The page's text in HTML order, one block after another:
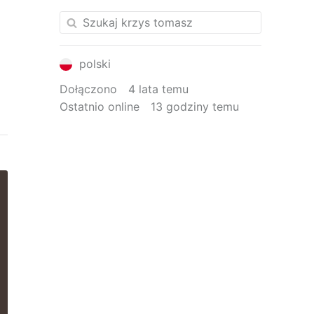
polski
Dołączono
4 lata temu
Ostatnio online
13 godziny temu